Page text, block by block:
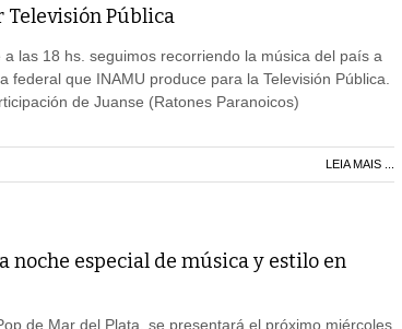
Televisión Pública
las 18 hs. seguimos recorriendo la música del país a
federal que INAMU produce para la Televisión Pública.
de Juanse (Ratones Paranoicos)
LEIA MAIS ...
noche especial de música y estilo en
de Mar del Plata, se presentará el próximo miércoles